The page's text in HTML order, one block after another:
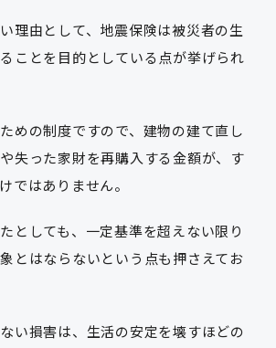
理由として、地震保険は被災者の生
ことを目的としている点が挙げられ
めの制度ですので、建物の建て直し
失った家財を再購入する金額が、す
ではありません。
としても、一定基準を超えない限り
とはならないという点も押さえてお
い損害は、生活の安定を壊すほどの